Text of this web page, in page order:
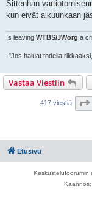
Sittenhän
kun eivät alkuunkaan
Is leaving WTBS/JWorg a
-"Jos haluat todella
Vastaa Viestiin
417 viestiä
Etusivu
Keskustelufoorumin